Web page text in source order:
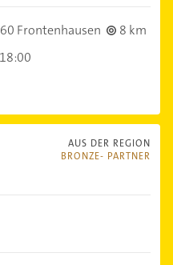
Frontenhausen
8 km
AUS DER REGION
BRONZE- PARTNER